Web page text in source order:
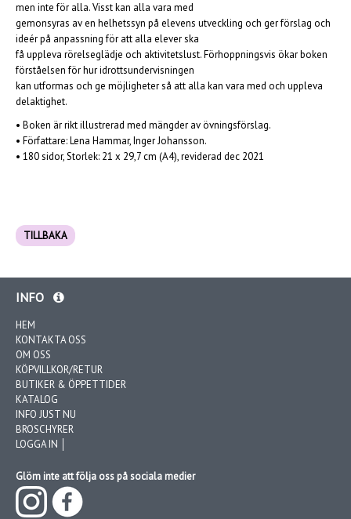
men inte för alla. Visst kan alla vara med
gemonsyras av en helhetssyn på elevens utveckling och ger förslag och
ideér på anpassning för att alla elever ska
få uppleva rörelseglädje och aktivitetslust. Förhoppningsvis ökar boken
förståelsen för hur idrottsundervisningen
kan utformas och ge möjligheter så att alla kan vara med och uppleva
delaktighet.
• Boken är rikt illustrerad med mängder av övningsförslag.
• Författare: Lena Hammar, Inger Johansson.
• 180 sidor, Storlek: 21 x 29,7 cm (A4), reviderad dec 2021
TILLBAKA
INFO
HEM
KONTAKTA OSS
OM OSS
KÖPVILLKOR/RETUR
BUTIKER & ÖPPETTIDER
KATALOG
INFO JUST NU
BROSCHYRER
LOGGA IN │
Glöm inte att följa oss på sociala medier